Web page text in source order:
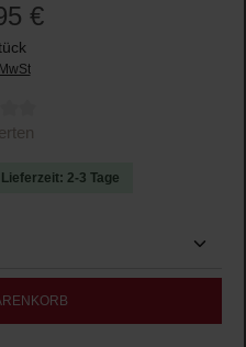
€
0 von 5 Sternen
2-3 Tage
Wert ein